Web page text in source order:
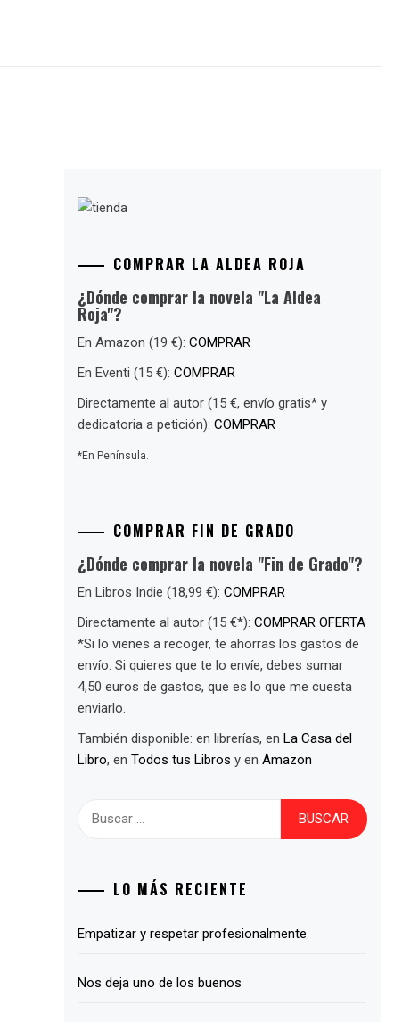
COMPRAR LA ALDEA ROJA
¿Dónde comprar la novela "La Aldea
Roja"?
En Amazon (19 €):COMPRAR
En Eventi (15 €):COMPRAR
Directamente al autor (15 €, envío gratis* y
dedicatoria a petición):COMPRAR
*En Península.
COMPRAR FIN DE GRADO
¿Dónde comprar la novela "Fin de Grado"?
En Libros Indie (18,99 €):COMPRAR
Directamente al autor (15 €*):COMPRAR OFERTA
*Si lo vienes a recoger, te ahorras los gastos de
envío. Si quieres que te lo envíe, debes sumar
4,50 euros de gastos, que es lo que me cuesta
enviarlo.
También disponible: en librerías, enLa Casa del
Libro, enTodos tus Libros y enAmazon
LO MÁS RECIENTE
Empatizar y respetar profesionalmente
Nos deja uno de los buenos